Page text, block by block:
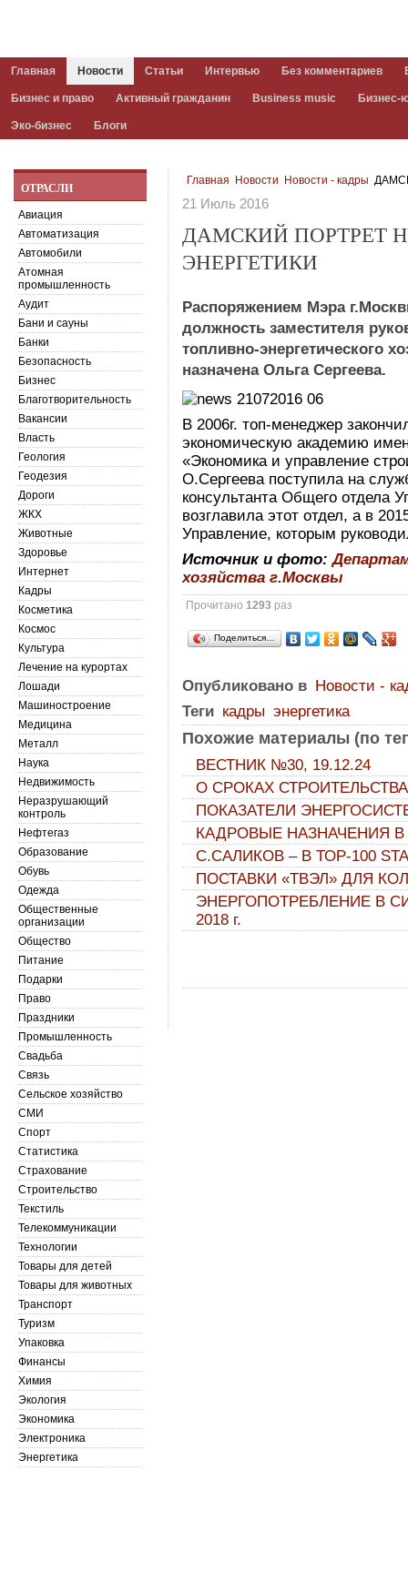
Главная Новости Статьи Интервью Без комментариев
Бизнес и право Активный гражданин Business music Бизнес-
Эко-бизнес Блоги
Главная Новости Новости - кадры
21 Июль 2016
ДАМСКИЙ ПОРТРЕТ
ЭНЕРГЕТИКИ
Распоряжением Мэра
должность заместителя
топливно-энергетического
назначена Ольга Сергеева.
В 2006г. топ-менеджер
экономическую академию
«Экономика и управление
О.Сергеева поступила на
консультанта Общего отдела
возглавила этот отдел, а в
Управление, которым
Источник и фото:
хозяйства г.Москвы
Прочитано1293 раз
Поделиться…
Опубликовано в Новости -
Теги кадры энергетика
Похожие материалы (по
ВЕСТНИК №30, 19.12.24
О СРОКАХ
ПОКАЗАТЕЛИ
КАДРОВЫЕ НАЗНАЧЕНИЯ В
С.САЛИКОВ – В ТОР-100
ПОСТАВКИ «ТВЭЛ» ДЛЯ
ЭНЕРГОПОТРЕБЛЕНИЕ В
2018 г.
ОТРАСЛИ
Авиация
Автоматизация
Автомобили
Атомная
промышленность
Аудит
Бани и сауны
Банки
Безопасность
Бизнес
Благотворительность
Вакансии
Власть
Геология
Геодезия
Дороги
ЖКХ
Животные
Здоровье
Интернет
Кадры
Косметика
Космос
Культура
Лечение на курортах
Лошади
Машиностроение
Медицина
Металл
Наука
Недвижимость
Неразрушающий
контроль
Нефтегаз
Образование
Обувь
Одежда
Общественные
организации
Общество
Питание
Подарки
Право
Праздники
Промышленность
Свадьба
Связь
Сельское хозяйство
СМИ
Спорт
Статистика
Страхование
Строительство
Текстиль
Телекоммуникации
Технологии
Товары для детей
Товары для животных
Транспорт
Туризм
Упаковка
Финансы
Химия
Экология
Экономика
Электроника
Энергетика